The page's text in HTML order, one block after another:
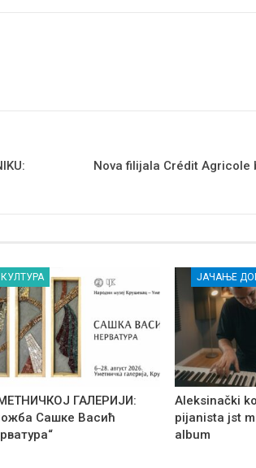
Nova filijala Crédit Agricole
КУЛТУРА
ГАЛЕРИЈИ:
Сашке Васић
Aleksinački
pijanista jst
album